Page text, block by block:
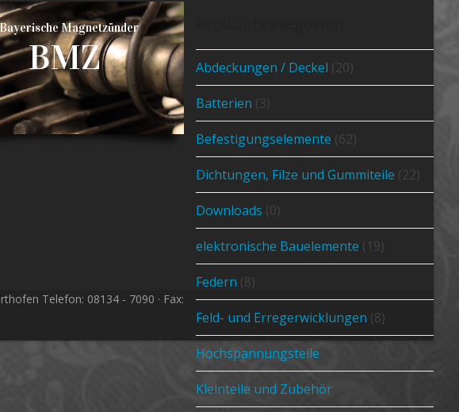
Abdeckungen / Deckel (20)
Batterien (3)
Befestigungselemente (62)
Dichtungen, Filze und Gummiteile (22)
Downloads (0)
elektronische Bauelemente (19)
Federn (8)
Feld- und Erregerwicklungen (8)
Hochspannungsteile
Kleinteile und Zubehör
Bayerische Magnetzünder
BMZ
Telefon: 08134 - 7090 · Fax: